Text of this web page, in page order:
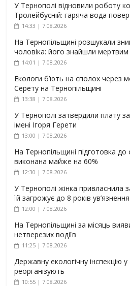
У Тернополі відновили роботу
Тролейбусній: гаряча вода
14:33 | 7.08.2026
На Тернопільщині розшукали
чоловіка: його знайшли мертвим
14:01 | 7.08.2026
Екологи б’ють на сполох через
Серету на Тернопільщині
13:38 | 7.08.2026
У Тернополі затвердили плату
імені Ігоря Герети
13:00 | 7.08.2026
На Тернопільщині підготовка
виконана майже на 60%
12:30 | 7.08.2026
У Тернополі жінка привласнила
їй загрожує до 8 років ув’язнення
12:00 | 7.08.2026
На Тернопільщині за місяць
нетверезих водіїв
11:25 | 7.08.2026
Державну екологічну інспекцію у
реорганізують
10:55 | 7.08.2026